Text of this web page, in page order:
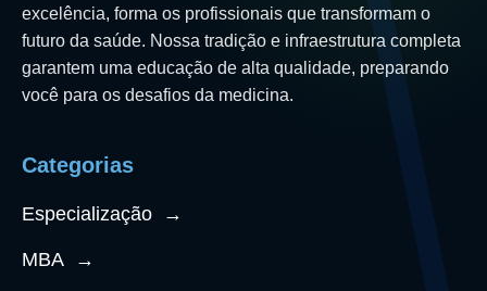
excelência, forma os profissionais que transformam o
futuro da saúde. Nossa tradição e infraestrutura completa
garantem uma educação de alta qualidade, preparando
você para os desafios da medicina.
Categorias
Especialização →
MBA →